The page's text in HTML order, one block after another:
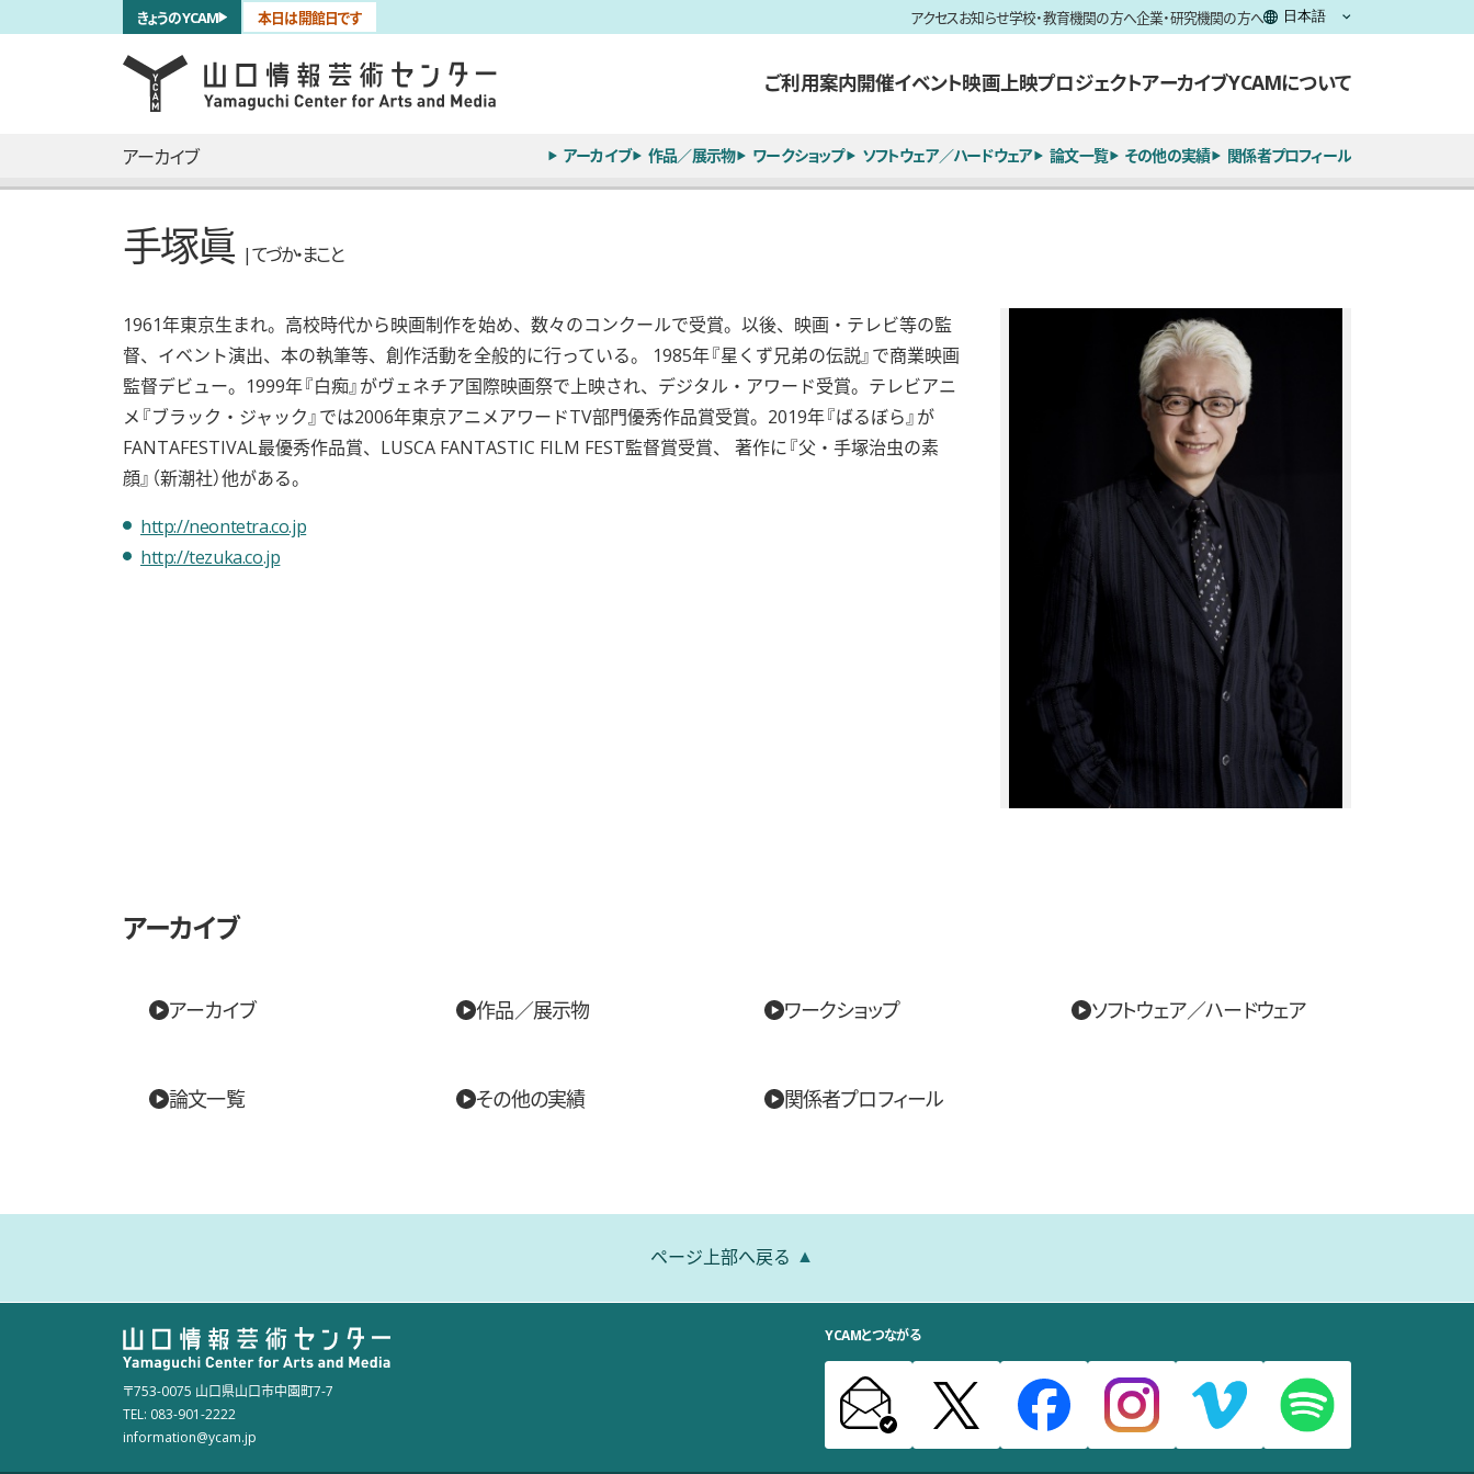
skip to main content 本日は開館日です
きょうのYCAM アクセスお知らせ学校・教育機関の方へ企業・研究機関の方へ
言語を切り替える
メインナビゲーション
ご利用案内開催イベント映画上映プロジェクトアーカイブYCAMについて
アーカイブ アーカイブ 作品／展示物 ワークショップ ソフトウェア／ハードウェア 論文一覧 その他の実績 関係者プロフィール
手塚眞 | てづか・まこと
1961年東京生まれ。高校時代から映画制作を始め、数々のコンクールで受賞。以後、映画・テレビ等の監
督、イベント演出、本の執筆等、創作活動を全般的に行っている。 1985年『星くず兄弟の伝説』で商業映画
監督デビュー。1999年『白痴』がヴェネチア国際映画祭で上映され、デジタル・アワード受賞。テレビアニ
メ『ブラック・ジャック』では2006年東京アニメアワードTV部門優秀作品賞受賞。2019年『ばるぼら』が
FANTAFESTIVAL最優秀作品賞、LUSCA FANTASTIC FILM FEST監督賞受賞、 著作に『父・手塚治虫の素
顔』（新潮社）他がある。
http://neontetra.co.jp
http://tezuka.co.jp
アーカイブ
アーカイブ 作品／展示物 ワークショップ ソフトウェア／ハードウェア
論文一覧 その他の実績 関係者プロフィール
ページ上部へ戻る
〒753-0075 山口県山口市中園町7-7
TEL: 083-901-2222
information@ycam.jp
YCAMとつながる